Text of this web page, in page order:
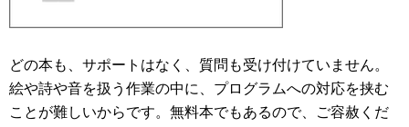
どの本も、サポートはなく、質問も受け付けていません。
絵や詩や音を扱う作業の中に、プログラムへの対応を挟む
ことが難しいからです。無料本でもあるので、ご容赦くだ